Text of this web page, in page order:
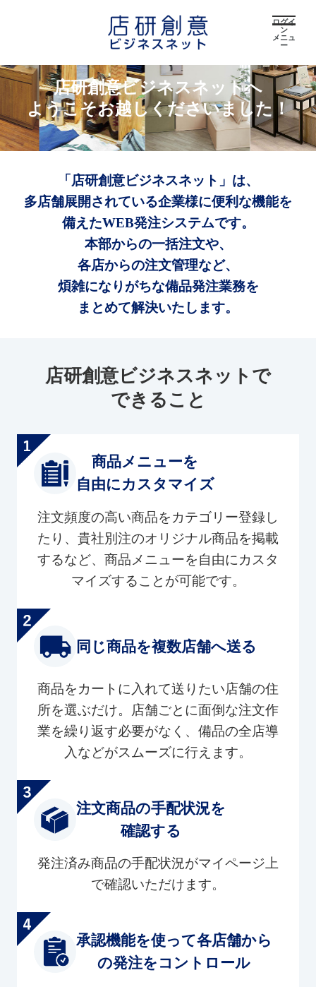
ログイ
ン
メニュ
ー
店研創意ビジネスネットへ
ようこそお越しくださいました！
「店研創意ビジネスネット」は、
多店舗展開されている企業様に便利な機能を
備えたWEB発注システムです。
本部からの一括注文や、
各店からの注文管理など、
煩雑になりがちな備品発注業務を
まとめて解決いたします。
店研創意ビジネスネットで
できること
商品メニューを
自由にカスタマイズ
注文頻度の高い商品をカテゴリー登録し
たり、貴社別注のオリジナル商品を掲載
するなど、商品メニューを自由にカスタ
マイズすることが可能です。
同じ商品を複数店舗へ送る
商品をカートに入れて送りたい店舗の住
所を選ぶだけ。店舗ごとに面倒な注文作
業を繰り返す必要がなく、備品の全店導
入などがスムーズに行えます。
注文商品の手配状況を
確認する
発注済み商品の手配状況がマイページ上
で確認いただけます。
承認機能を使って各店舗から
の発注をコントロール